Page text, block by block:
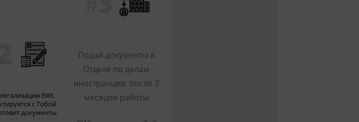
EWL
с Тобой
документы
Подай документы в
Отделе по делам
иностранцев, после 3
месяцев работы